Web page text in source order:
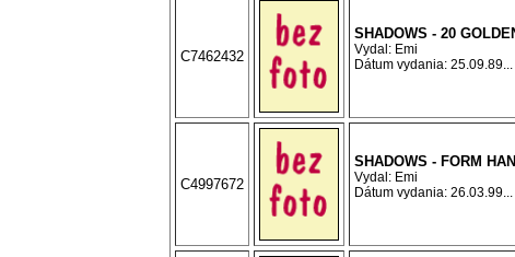
C7462432
SHADOWS - 20
Vydal: Emi
Dátum vydania: 25.09.89...
C4997672
SHADOWS - FORM
Vydal: Emi
Dátum vydania: 26.03.99...